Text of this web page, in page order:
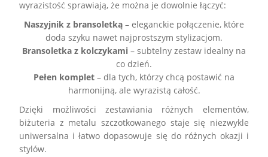
wyrazistość sprawiają, że można je dowolnie łączyć:
Naszyjnik z bransoletką – eleganckie połączenie, które
doda szyku nawet najprostszym stylizacjom.
Bransoletka z kolczykami – subtelny zestaw idealny na
co dzień.
Pełen komplet – dla tych, którzy chcą postawić na
harmonijną, ale wyrazistą całość.
Dzięki możliwości zestawiania różnych elementów,
biżuteria z metalu szczotkowanego staje się niezwykle
uniwersalna i łatwo dopasowuje się do różnych okazji i
stylów.